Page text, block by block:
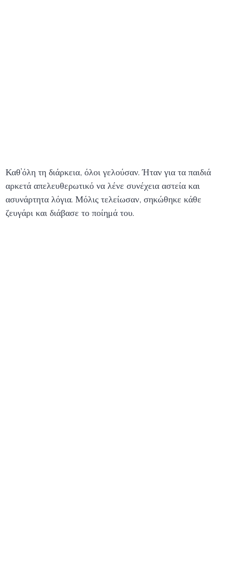
Καθ’όλη τη διάρκεια, όλοι γελούσαν. Ήταν για τα παιδιά
αρκετά απελευθερωτικό να λένε συνέχεια αστεία και
ασυνάρτητα λόγια. Μόλις τελείωσαν, σηκώθηκε κάθε
ζευγάρι και διάβασε το ποίημά του.